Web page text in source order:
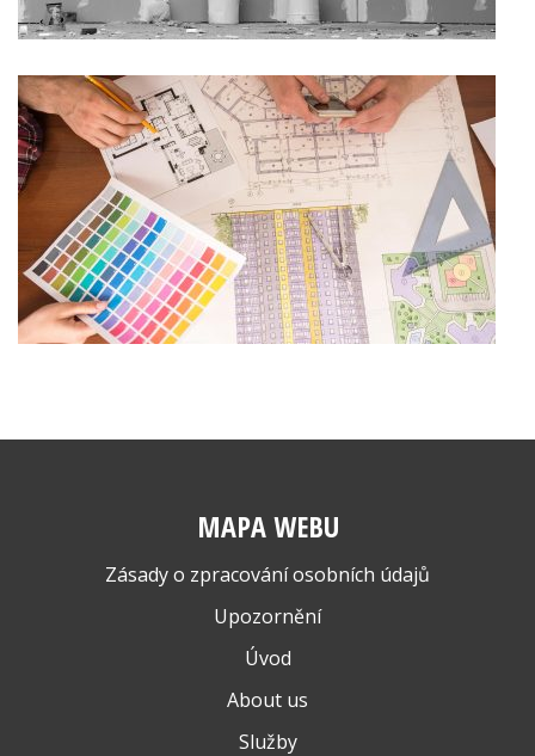
MAPA WEBU
Zásady o zpracování osobních údajů
Upozornění
Úvod
About us
Služby